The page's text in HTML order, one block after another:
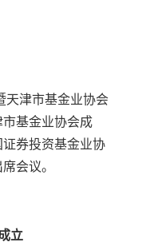
天津市基金业协会
基金业协会成
券投资基金业协
会议。
立